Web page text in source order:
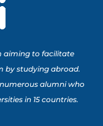
SMA
Yang
aiming to facilitate
by studying abroad.
alumni who
in 15 countries.